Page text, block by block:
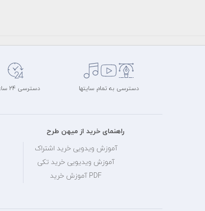
دسترسی به تمام سایتها دسترسی 24 ساعته
راهنمای خرید از میهن طرح
آموزش ویدویی خرید اشتراک
آموزش ویدیویی خرید تکی
PDF آموزش خرید